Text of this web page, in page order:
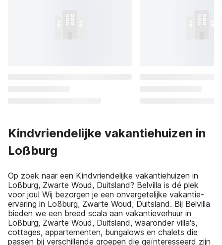
Kindvriendelijke vakantiehuizen in
Loßburg
Op zoek naar een Kindvriendelijke vakantiehuizen in
Loßburg, Zwarte Woud, Duitsland? Belvilla is dé plek
voor jou! Wij bezorgen je een onvergetelijke vakantie-
ervaring in Loßburg, Zwarte Woud, Duitsland. Bij Belvilla
bieden we een breed scala aan vakantieverhuur in
Loßburg, Zwarte Woud, Duitsland, waaronder villa's,
cottages, appartementen, bungalows en chalets die
passen bij verschillende groepen die geïnteresseerd zijn